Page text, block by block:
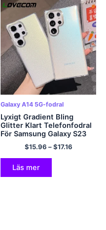
Galaxy A14 5G-fodral
Lyxigt Gradient Bling
Glitter Klart Telefonfodral
För Samsung Galaxy S23
S22 Ultra Plus A54 A34
A14 A53 A52 5G Bumper
Mjukt skal
$15.96 –$17.16
Läs mer